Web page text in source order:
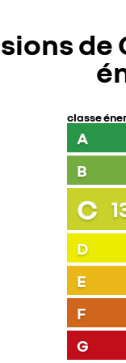
de
classe
A
B
C
D
E
F
G